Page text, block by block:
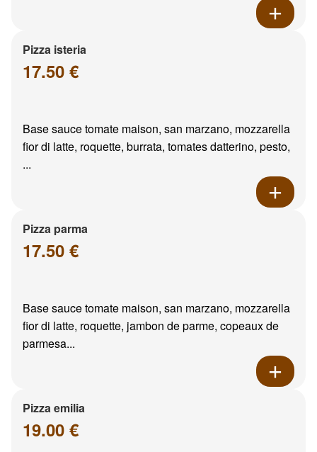
Pizza isteria
17.50 €
Base sauce tomate maison, san marzano, mozzarella
fior di latte, roquette, burrata, tomates datterino, pesto,
...
Pizza parma
17.50 €
Base sauce tomate maison, san marzano, mozzarella
fior di latte, roquette, jambon de parme, copeaux de
parmesa...
Pizza emilia
19.00 €